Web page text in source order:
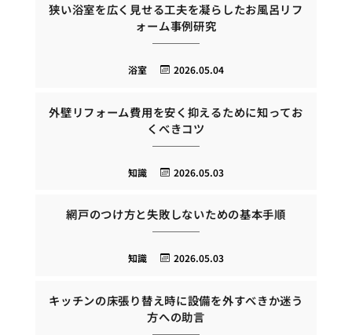
狭い浴室を広く見せる工夫を凝らしたお風呂リフ
ォーム事例研究
2026.05.04
浴室
外壁リフォーム費用を安く抑えるために知ってお
くべきコツ
2026.05.03
知識
網戸のつけ方と失敗しないための基本手順
2026.05.03
知識
キッチンの床張り替え時に設備を外すべきか迷う
方への助言